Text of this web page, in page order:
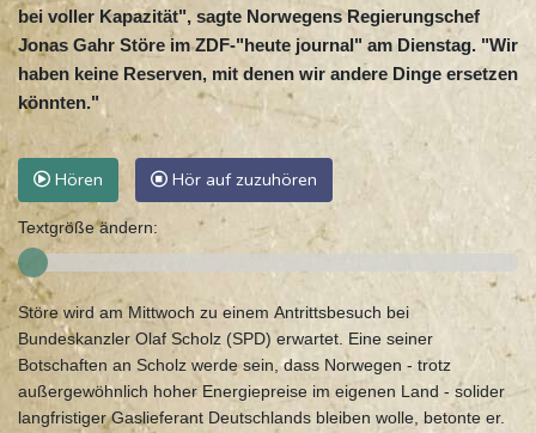
bei voller Kapazität", sagte Norwegens Regierungschef
Jonas Gahr Störe im ZDF-"heute journal" am Dienstag. "Wir
haben keine Reserven, mit denen wir andere Dinge ersetzen
könnten."
Hören Hör auf zuzuhören
Textgröße ändern:
Störe wird am Mittwoch zu einem Antrittsbesuch bei
Bundeskanzler Olaf Scholz (SPD) erwartet. Eine seiner
Botschaften an Scholz werde sein, dass Norwegen - trotz
außergewöhnlich hoher Energiepreise im eigenen Land - solider
langfristiger Gaslieferant Deutschlands bleiben wolle, betonte er.